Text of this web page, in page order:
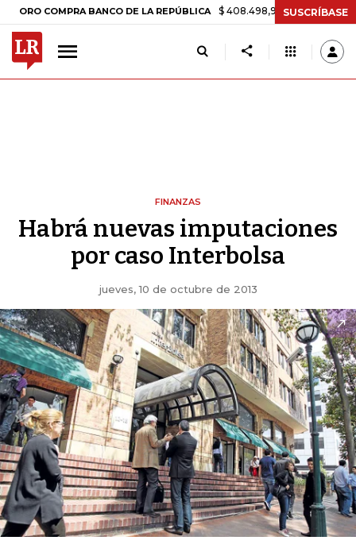
COMPRA BANCO DE LA REPÚBLICA $ 408.498,97 +$ 8.753,81 +2,19%
SUSCRÍBASE
FINANZAS
Habrá nuevas imputaciones
por caso Interbolsa
jueves, 10 de octubre de 2013